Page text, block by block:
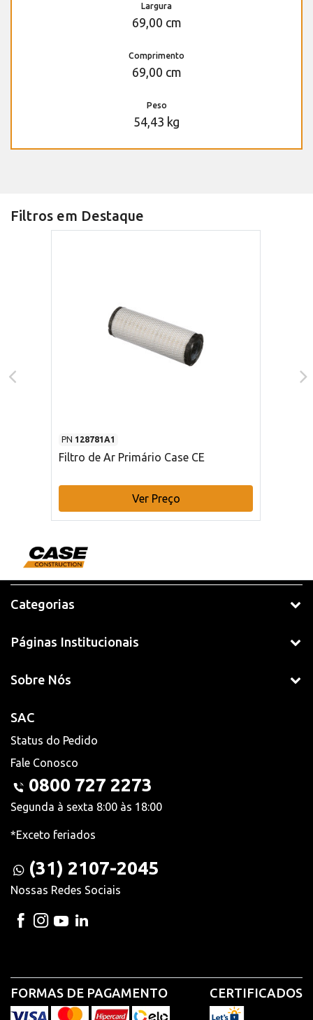
Largura
69,00 cm
Comprimento
69,00 cm
Peso
54,43 kg
Filtros em Destaque
PN 128781A1
Filtro de Ar Primário Case CE
Ver Preço
Categorias
Páginas Institucionais
Sobre Nós
SAC
Status do Pedido
Fale Conosco
0800 727 2273
Segunda à sexta 8:00 às 18:00
*Exceto feriados
(31) 2107-2045
Nossas Redes Sociais
FORMAS DE PAGAMENTO CERTIFICADOS